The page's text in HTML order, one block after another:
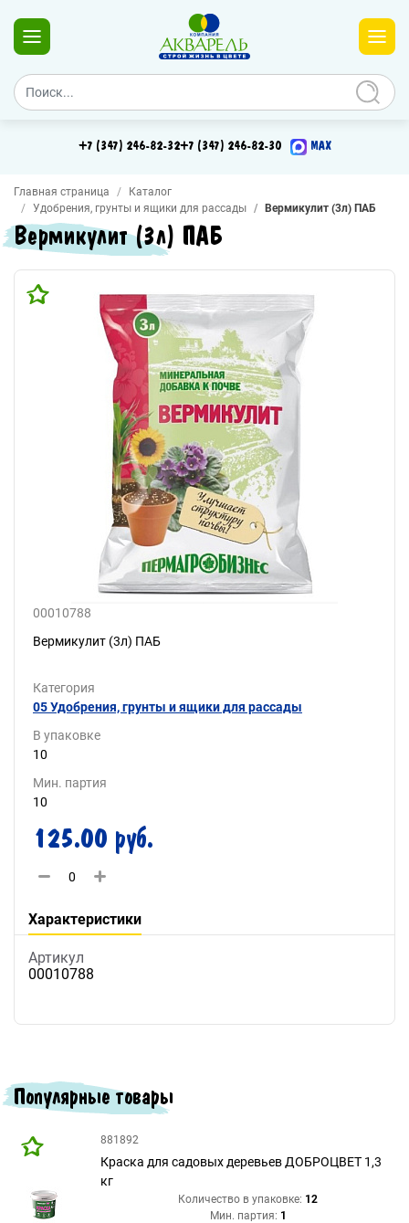
+7 (347) 246-82-32+7 (347) 246-82-30 MAX
Главная страница
Каталог
Удобрения, грунты и ящики для рассады
Вермикулит (3л) ПАБ
Вермикулит (3л) ПАБ
00010788
Вермикулит (3л) ПАБ
Категория
05 Удобрения, грунты и ящики для рассады
В упаковке
10
Мин. партия
10
125.00 руб.
Характеристики
Артикул
00010788
Популярные товары
881892
Краска для садовых деревьев ДОБРОЦВЕТ 1,3
кг
Количество в упаковке: 12
Мин. партия: 1